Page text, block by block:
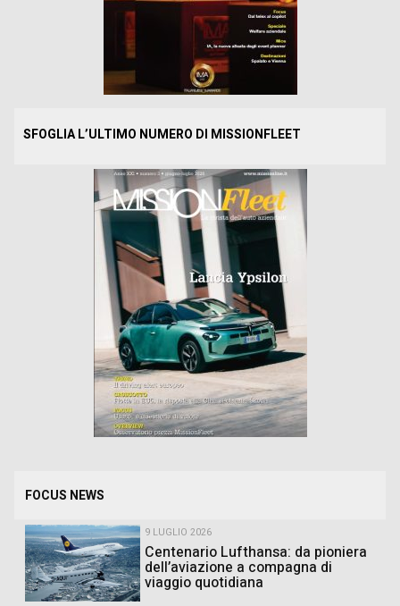
SFOGLIA L’ULTIMO NUMERO DI MISSIONFLEET
FOCUS NEWS
9 LUGLIO 2026
Centenario Lufthansa: da pioniera
dell’aviazione a compagna di
viaggio quotidiana